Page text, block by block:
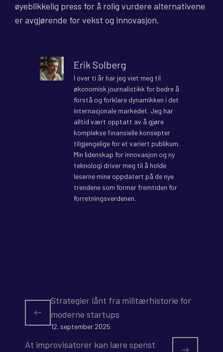
øyeblikkelig press for å rolig vurdere alternativene
er avgjørende for vekst og innovasjon.
Erik Solberg
I over ti år har jeg viet meg til
økonomisk journalistikk for bedre å
forstå og forklare dynamikken i det
internasjonale markedet. Jeg har
alltid vært opptatt av å gjøre
komplekse finansielle konsepter
tilgjengelige for et variert publikum.
Min lidenskap for innovasjon og ny
teknologi driver meg til å holde
leserne mine oppdatert på de nye
trendene som former fremtiden for
forretningsverdenen.
Strategier lånt fra militærhistorie for
moderne startups
12. september 2025
At improvisatorer kan lære spenst